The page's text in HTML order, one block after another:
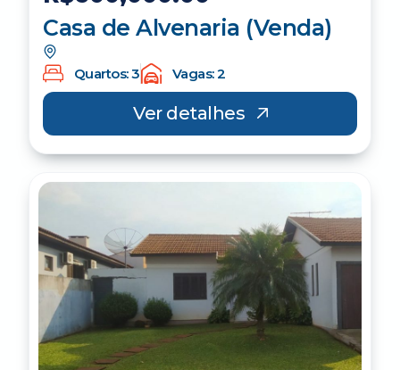
Casa de Alvenaria (Venda)
Quartos: 3 Vagas: 2
Ver detalhes